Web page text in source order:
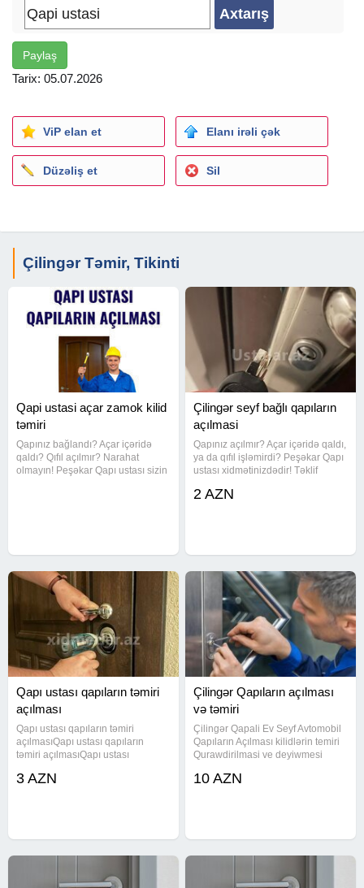
Paylaş
Tarix: 05.07.2026
ViP elan et Elanı irəli çək
Düzəliş et Sil
Çilingər Təmir, Tikinti
Qapi ustasi açar zamok kilid
təmiri
Qapınız bağlandı? Açar içəridə
qaldı? Qıfıl açılmır? Narahat
olmayın! Peşəkar Qapı ustası sizin
Çilingər seyf bağlı qapıların
açılmasi
Qapınız açılmır? Açar içəridə qaldı,
ya da qıfıl işləmirdi? Peşəkar Qapı
ustası xidmətinizdədir! Təklif
qapıların açılması - dəmir, taxta,
2 AZN
Qapı ustası qapıların təmiri
açılması
Qapı ustası qapıların təmiri
açılmasıQapı ustası qapıların
təmiri açılmasıQapı ustası
ustası qapıların təmiri
3 AZN
Çilingər Qapıların açılması
və təmiri
Çilingər Qapali Ev Seyf Avtomobil
Qapıların Açılması kilidlərin temiri
Qurawdirilmasi ve deyiwmesi
seyf usdasi acar usdasi kilid ustasi
10 AZN